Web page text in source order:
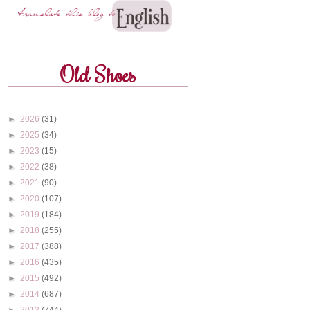
Old Shoes
► 2026 (31)
► 2025 (34)
► 2023 (15)
► 2022 (38)
► 2021 (90)
► 2020 (107)
► 2019 (184)
► 2018 (255)
► 2017 (388)
► 2016 (435)
► 2015 (492)
► 2014 (687)